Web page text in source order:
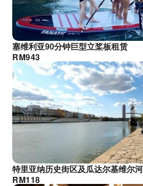
塞维利亚90分钟巨型立桨板租赁
RM943
特里亚纳历史街区及瓜达尔基维尔
RM118